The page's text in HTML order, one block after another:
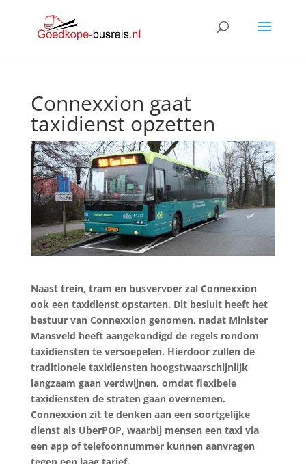
Connexxion gaat
taxidienst opzetten
Naast trein, tram en busvervoer zal Connexxion
ook een taxidienst opstarten. Dit besluit heeft het
bestuur van Connexxion genomen, nadat Minister
Mansveld heeft aangekondigd de regels rondom
taxidiensten te versoepelen. Hierdoor zullen de
traditionele taxidiensten hoogstwaarschijnlijk
langzaam gaan verdwijnen, omdat flexibele
taxidiensten de straten gaan overnemen.
Connexxion zit te denken aan een soortgelijke
dienst als UberPOP, waarbij mensen een taxi via
een app of telefoonnummer kunnen aanvragen